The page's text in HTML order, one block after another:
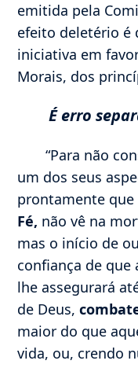
emitida pela
efeito deletério é
iniciativa em
Morais, dos
É erro
“Para não
um dos seus
prontamente que
Fé, não vê na
mas o início de
confiança de que
lhe assegurará
de Deus,
maior do que
vida, ou, crendo